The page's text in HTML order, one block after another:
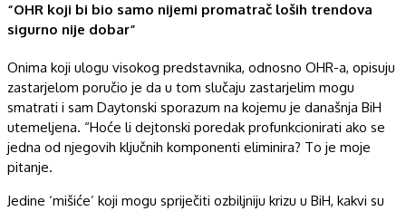
“OHR koji bi bio samo nijemi promatrač loših trendova
sigurno nije dobar”
Onima koji ulogu visokog predstavnika, odnosno OHR-a, opisuju
zastarjelom poručio je da u tom slučaju zastarjelim mogu
smatrati i sam Daytonski sporazum na kojemu je današnja BiH
utemeljena. “Hoće li dejtonski poredak profunkcionirati ako se
jedna od njegovih ključnih komponenti eliminira? To je moje
pitanje.
Jedine ‘mišiće’ koji mogu spriječiti ozbiljniju krizu u BiH, kakvi su